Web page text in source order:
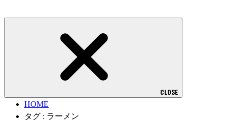
CLOSE
HOME
タグ : ラーメン